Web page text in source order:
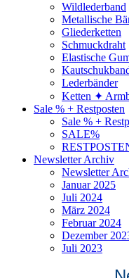
Wildlederband
Metallische
Gliederketten
Schmuckdraht
Elastische
Lederbänder
Ketten ✦
Sale % + Restposten
Sale % +
SALE%
Newsletter Archiv
Newsletter
Januar 2025
Juli 2024
März 2024
Februar 2024
Dezember
Juli 2023